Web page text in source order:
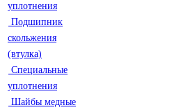
уплотнения
Подшипник
скольжения
(втулка)
Специальные
уплотнения
Шайбы медные